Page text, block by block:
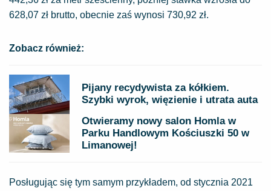
628,07 zł brutto, obecnie zaś wynosi 730,92 zł.
Zobacz również:
Pijany recydywista za kółkiem.
Szybki wyrok, więzienie i utrata auta
Otwieramy nowy salon Homla w
Parku Handlowym Kościuszki 50 w
Limanowej!
Posługując się tym samym przykładem, od stycznia 2021